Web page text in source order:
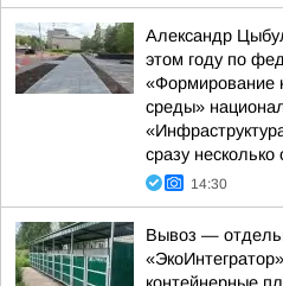
Александр
этом году по
«Формирование
среды»
сразу
14:30
Вывоз —